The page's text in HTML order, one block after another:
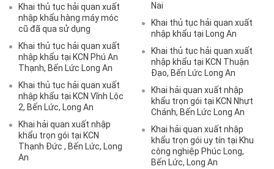
Nai
Khai thủ tục hải quan xuất
nhập khẩu hàng máy móc
cũ đã qua sử dụng
Khai thủ tục hải quan xuất
nhập khẩu tại Long An
Khai thủ tục hải quan xuất
nhập khẩu tại KCN Phú An
Thạnh, Bến Lức Long An
Khai thủ tục hải quan xuất
nhập khẩu tại KCN Thuận
Đạo, Bến Lức Long An
Khai thủ tục hải quan xuất
nhập khẩu tại KCN Vĩnh Lộc
2, Bến Lức, Long An
Khai hải quan xuất nhập
khẩu trọn gói tại KCN Nhựt
Chánh, Bến Lức Long An
Khai hải quan xuất nhập
khẩu trọn gói tại KCN
Thạnh Đức , Bến Lức, Long
An
Khai hải quan xuất nhập
khẩu trọn gói uy tín tại Khu
công nghiệp Phúc Long,
Bến Lức, Long An